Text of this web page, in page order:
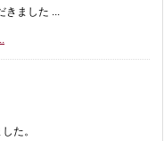
ました ...
た。